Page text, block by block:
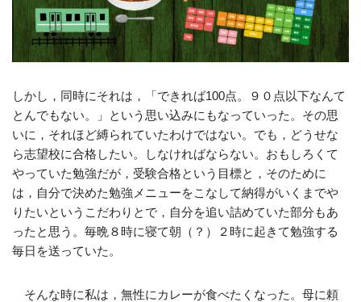
しかし，同時にそれは，「できれば100点。９０点以下なんて
とんでもない。」という思い込みにもなっていった。その思
いに，それほど縛られていたわけではない。でも，どうせな
ら志望校に合格したい。しなければならない。おもしろくて
やっていた勉強だが，受験合格という目標と，そのために
は，自分で決めた勉強メニューをこなして納得がいくまでや
りたいというこだわりとで，自分を追い詰めていた部分もあ
ったと思う。毎晩８時に寝て朝（？）２時に起きて勉強する
毎日を送っていた。
そんな時に私は，無性にカレーが食べたくなった。母に頼